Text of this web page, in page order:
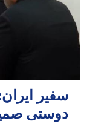
سفیر
دوستی